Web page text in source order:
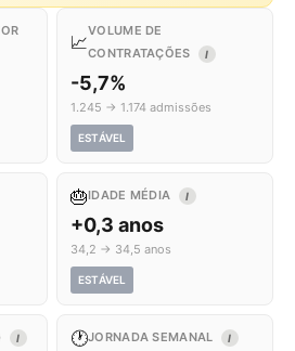
📈
VOLUME DE
CONTRATAÇÕES
I
-5,7%
1.245 → 1.174 admissões
ESTÁVEL
🎂IDADE MÉDIA I
+0,3 anos
34,2 → 34,5 anos
ESTÁVEL
I 🕐JORNADA SEMANAL I